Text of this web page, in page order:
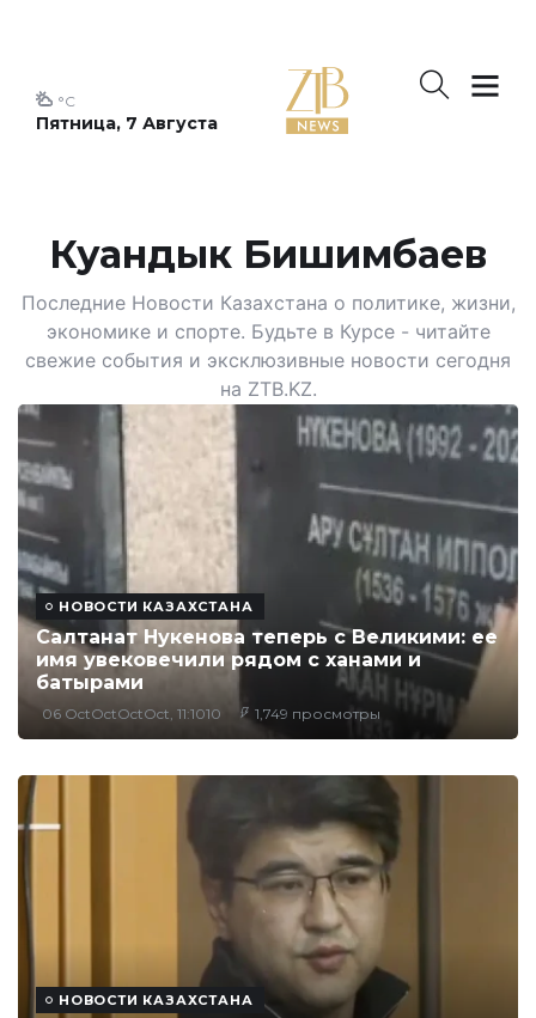
Пятница, 7 Августа
°C
Куандык Бишимбаев
Последние Новости Казахстана о политике, жизни,
экономике и спорте. Будьте в Курсе - читайте
свежие события и эксклюзивные новости сегодня
на ZTB.KZ.
НОВОСТИ КАЗАХСТАНА
Салтанат Нукенова теперь с Великими: ее
имя увековечили рядом с ханами и
батырами
06 OctOctOctOct, 11:1010 1,749 просмотры
НОВОСТИ КАЗАХСТАНА